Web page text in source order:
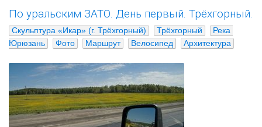
По уральским ЗАТО. День первый. Трёхгорный.
Скульптура «Икар» (г. Трёхгорный) Трёхгорный
Река
Юрюзань
Фото Маршрут Велосипед Архитектура